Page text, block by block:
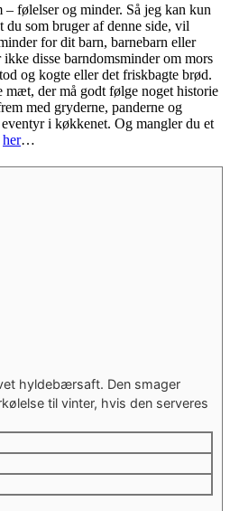
– følelser og minder. Så jeg kan kun
som bruger af denne side, vil
for dit barn, barnebarn eller
disse barndomsminder om mors
og kogte eller det friskbagte brød.
mæt, der må godt følge noget historie
med gryderne, panderne og
i køkkenet. Og mangler du et
her…
hyldebærsaft. Den smager
til vinter, hvis den serveres